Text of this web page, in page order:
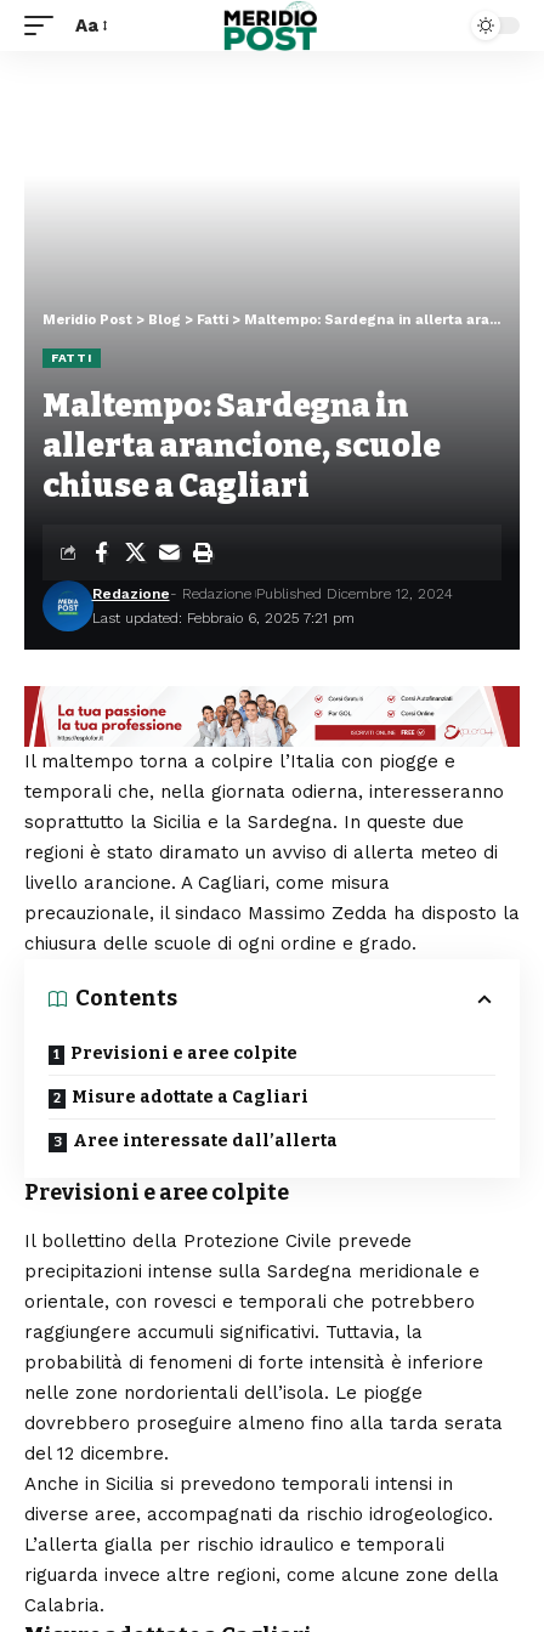
Aa
Meridio Post > Blog > Fatti > Maltempo: Sardegna in allerta arancione, scuole chiuse a Cagliari
FATTI
Maltempo: Sardegna in
allerta arancione, scuole
chiuse a Cagliari
Last updated: Febbraio 6, 2025 7:21 pm
Redazione- Redazione Published Dicembre 12, 2024
Il maltempo torna a colpire l’Italia con piogge e
temporali che, nella giornata odierna, interesseranno
soprattutto la Sicilia e la Sardegna. In queste due
regioni è stato diramato un avviso di allerta meteo di
livello arancione. A Cagliari, come misura
precauzionale, il sindaco Massimo Zedda ha disposto la
chiusura delle scuole di ogni ordine e grado.
Contents
Previsioni e aree colpite
Misure adottate a Cagliari
Aree interessate dall’allerta
Previsioni e aree colpite
Il bollettino della Protezione Civile prevede
precipitazioni intense sulla Sardegna meridionale e
orientale, con rovesci e temporali che potrebbero
raggiungere accumuli significativi. Tuttavia, la
probabilità di fenomeni di forte intensità è inferiore
nelle zone nordorientali dell’isola. Le piogge
dovrebbero proseguire almeno fino alla tarda serata
del 12 dicembre.
Anche in Sicilia si prevedono temporali intensi in
diverse aree, accompagnati da rischio idrogeologico.
L’allerta gialla per rischio idraulico e temporali
riguarda invece altre regioni, come alcune zone della
Calabria.